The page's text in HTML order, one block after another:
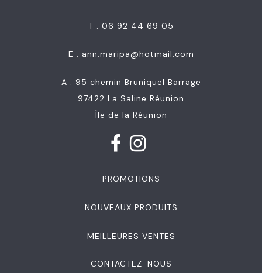
T : 06 92 44 69 05
E : ann.maripa@hotmail.com
A : 95 chemin Bruniquel Barrage
97422 La Saline Réunion
Île de la Réunion
PROMOTIONS
NOUVEAUX PRODUITS
MEILLEURES VENTES
CONTACTEZ-NOUS